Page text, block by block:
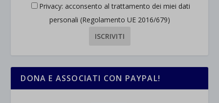
Privacy: acconsento al trattamento dei miei dati
personali (Regolamento UE 2016/679)
DONA E ASSOCIATI CON PAYPAL!